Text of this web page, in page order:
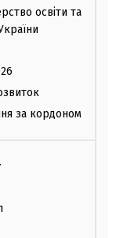
освіти та
за кордоном